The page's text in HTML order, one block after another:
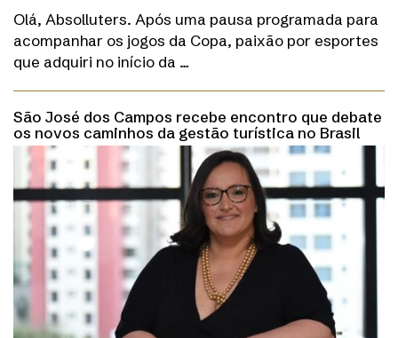
Olá, Absolluters. Após uma pausa programada para
acompanhar os jogos da Copa, paixão por esportes
que adquiri no início da …
São José dos Campos recebe encontro que debate
os novos caminhos da gestão turística no Brasil